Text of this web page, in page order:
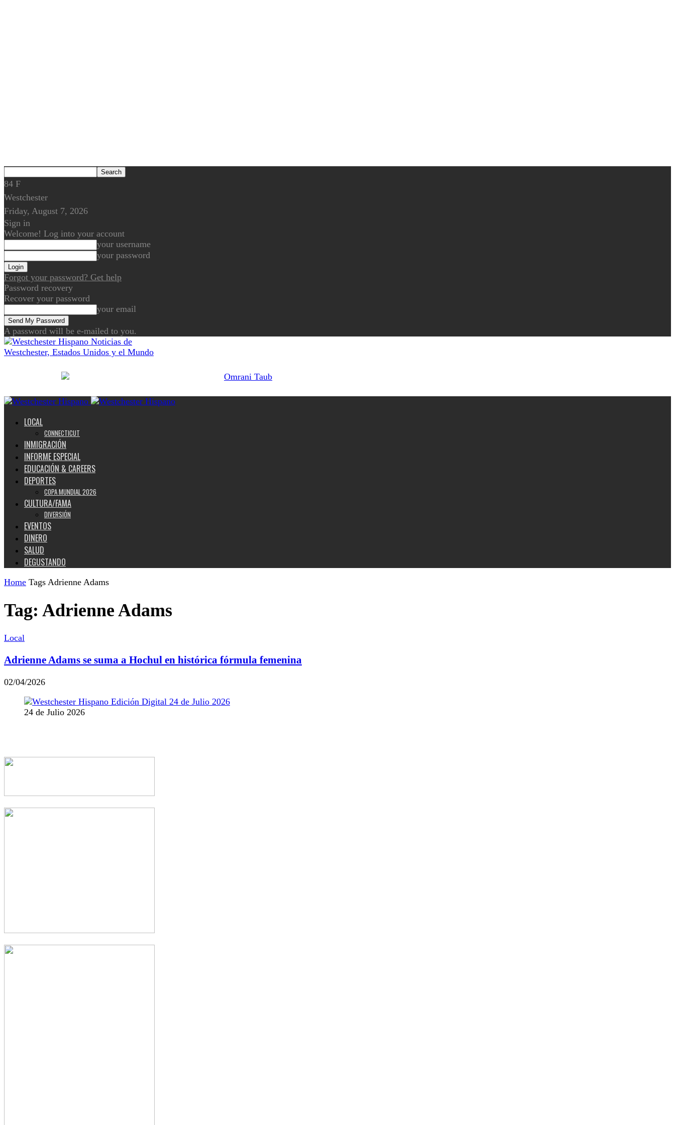
84 F
Westchester
Friday, August 7, 2026
Sign in
Welcome! Log into your account
your username
your password
Forgot your password? Get help
Password recovery
Recover your password
your email
A password will be e-mailed to you.
Noticias de
Westchester, Estados Unidos y el Mundo
LOCAL
CONNECTICUT
INMIGRACIÓN
INFORME ESPECIAL
EDUCACIÓN & CAREERS
DEPORTES
COPA MUNDIAL 2026
CULTURA/FAMA
DIVERSIÓN
EVENTOS
DINERO
SALUD
DEGUSTANDO
Home Tags Adrienne Adams
Tag: Adrienne Adams
Local
Adrienne Adams se suma a Hochul en histórica fórmula femenina
02/04/2026
24 de Julio 2026